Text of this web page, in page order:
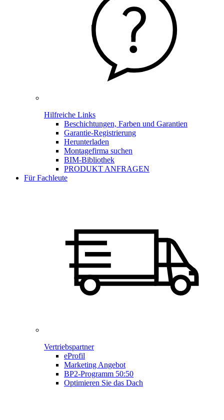
Hilfreiche Links
Beschichtungen, Farben und Garantien
Garantie-Registrierung
Herunterladen
Montagefirma suchen
BIM-Bibliothek
PRODUKT ANFRAGEN
Für Fachleute
Vertriebspartner
eProfil
Marketing Angebot
BP2-Programm 50:50
Optimieren Sie das Dach